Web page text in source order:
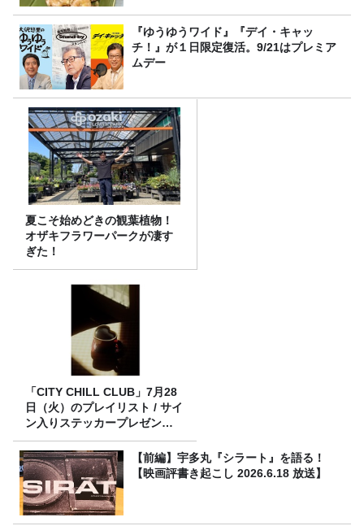
『ゆうゆうワイド』『デイ・キャッ
チ！』が１日限定復活。9/21はプレミア
ムデー
夏こそ始めどきの観葉植物！
オザキフラワーパークが凄す
ぎた！
「CITY CHILL CLUB」7月28
日（火）のプレイリスト / サイ
ン入りステッカープレゼント
有り
【前編】宇多丸『シラート』を語る！
【映画評書き起こし 2026.6.18 放送】